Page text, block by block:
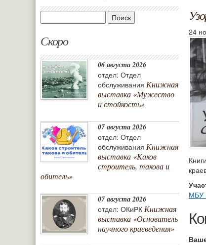
Скоро
06 августа 2026
отдел: Отдел
обслуживания Книжная
выставка «Мужество
и стойкость»
07 августа 2026
отдел: Отдел
обслуживания Книжная
выставка «Каков
строитель, такова и
обитель»
07 августа 2026
отдел: ОКиРК Книжная
выставка «Основатель
научного краеведения»
24
МБУ